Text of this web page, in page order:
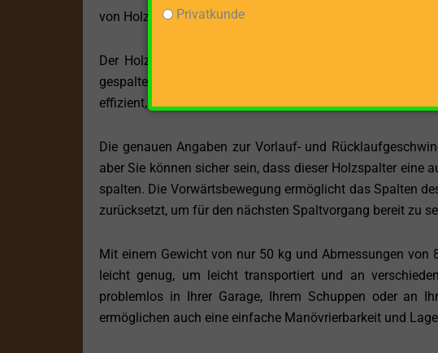
von Holzstücken machen, da der MATRIX LS-4-1500 diese
Der Holzspalter arbeitet in einer liegenden Position,
gespalten wird. Dies bietet Stabilität und Sicherheit
effizient, um längere Holzstämme in kürzere Abschnitte
Die genauen Angaben zur Vorlauf- und
aber Sie können sicher sein, dass dieser Holzspalter eine
spalten. Die Vorwärtsbewegung ermöglicht das Spalten
zurücksetzt, um für den nächsten Spaltvorgang bereit zu
Mit einem Gewicht von nur 50 kg und Abmessungen
leicht genug, um leicht transportiert und an
problemlos in Ihrer Garage, Ihrem Schuppen oder an
ermöglichen auch eine einfache Manövrierbarkeit und
Privatkunde